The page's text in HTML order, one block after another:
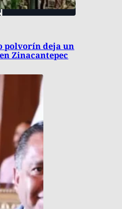
polvorín deja un
Zinacantepec